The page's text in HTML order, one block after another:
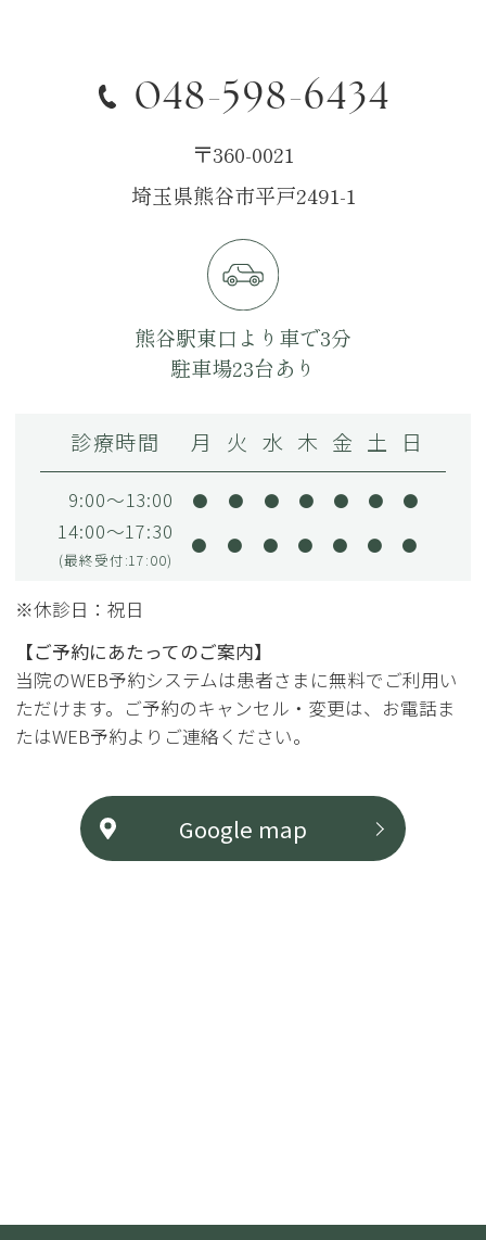
048-598-6434
〒360-0021
埼玉県熊谷市平戸2491-1
熊谷駅東口より車で3分
駐車場23台あり
診療時間 月 火 水 木 金 土 日
9:00～13:00 ● ● ● ● ● ● ●
14:00～17:30
(最終受付:17:00)
● ● ● ● ● ● ●
※休診日：祝日
【ご予約にあたってのご案内】
当院のWEB予約システムは患者さまに無料でご利用い
ただけます。ご予約のキャンセル・変更は、お電話ま
たはWEB予約よりご連絡ください。
Google map